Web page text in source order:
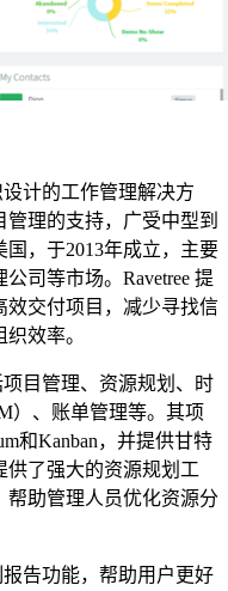
计的工作管理解决方
理的支持，广受中型到
，于2013年成立，主要
司等市场。Ravetree 提
效交付项目，减少寻找信
效率。
项目管理、资源规划、时
）、账单管理等。其项
和Kanban，并提供甘特
供了强大的资源规划工
助管理人员优化资源分
报告功能，帮助用户更好